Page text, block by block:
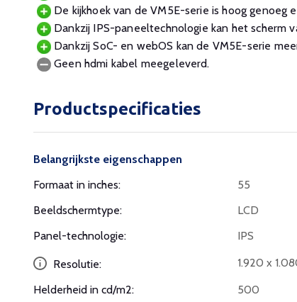
De kijkhoek van de VM5E-serie is hoog genoeg
Dankzij IPS-paneeltechnologie kan het scherm
Dankzij SoC- en webOS kan de VM5E-serie
Geen hdmi kabel meegeleverd.
Productspecificaties
Belangrijkste eigenschappen
Formaat in inches:
55
Beeldschermtype:
LCD
Panel-technologie:
IPS
Resolutie:
1.920 x
Helderheid in cd/m2:
500